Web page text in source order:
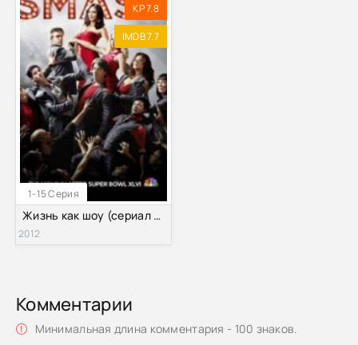
1-15 Серия
KP 7.8
IMDB 7.7
Жизнь как шоу (сериал 2012 – 2013)
2012
Комментарии
Минимальная длина комментария - 100 знаков.